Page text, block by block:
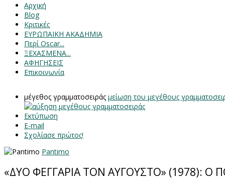
Αρχική
Blog
Κριτικές
ΕΥΡΩΠΑΙΚΗ ΑΚΑΔΗΜΙΑ
Περί Oscar...
ΞΕΧΑΣΜΕΝΑ...
ΑΦΗΓΗΣΕΙΣ
Επικοινωνία
μέγεθος γραμματοσειράς μείωση του μεγέθους
Εκτύπωση
E-mail
Σχολίασε πρώτος!
Pantimo
«ΔΥΟ ΦΕΓΓΑΡΙΑ ΤΟΝ ΑΥΓΟΥΣΤΟ» (1978):